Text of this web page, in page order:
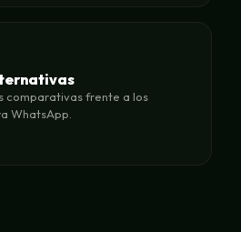
comparativas frente a los
WhatsApp.